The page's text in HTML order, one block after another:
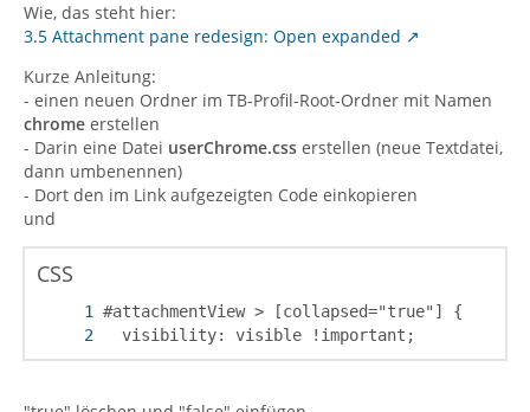
Wie, das steht hier:
3.5 Attachment pane redesign: Open expanded
Kurze Anleitung:
- einen neuen Ordner im TB-Profil-Root-Ordner mit Namen
chrome erstellen
- Darin eine Datei userChrome.css erstellen (neue Textdatei,
dann umbenennen)
- Dort den im Link aufgezeigten Code einkopieren
und
CSS
  visibility: visible !important;